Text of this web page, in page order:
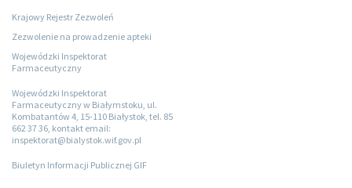
Krajowy Rejestr Zezwoleń
Zezwolenie na prowadzenie apteki
Wojewódzki Inspektorat
Farmaceutyczny
Wojewódzki Inspektorat
Farmaceutyczny w Białymstoku, ul.
Kombatantów 4, 15-110 Białystok, tel. 85
662 37 36, kontakt email:
inspektorat@bialystok.wif.gov.pl
Biuletyn Informacji Publicznej GIF